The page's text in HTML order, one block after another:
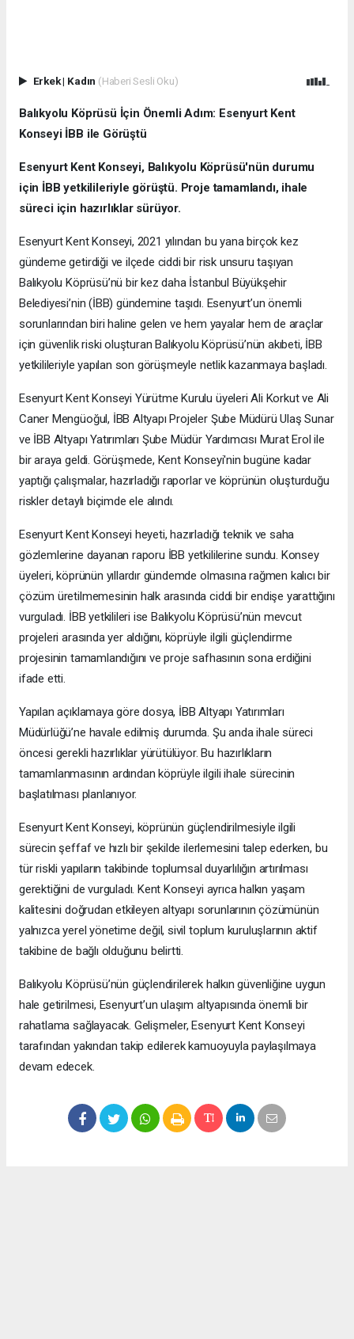
Erkek| Kadın (Haberi Sesli Oku)
Balıkyolu Köprüsü İçin Önemli Adım: Esenyurt Kent
Konseyi İBB ile Görüştü
Esenyurt Kent Konseyi, Balıkyolu Köprüsü'nün durumu
için İBB yetkilileriyle görüştü. Proje tamamlandı, ihale
süreci için hazırlıklar sürüyor.
Esenyurt Kent Konseyi, 2021 yılından bu yana birçok kez
gündeme getirdiği ve ilçede ciddi bir risk unsuru taşıyan
Balıkyolu Köprüsü’nü bir kez daha İstanbul Büyükşehir
Belediyesi’nin (İBB) gündemine taşıdı. Esenyurt’un önemli
sorunlarından biri haline gelen ve hem yayalar hem de araçlar
için güvenlik riski oluşturan Balıkyolu Köprüsü’nün akıbeti, İBB
yetkilileriyle yapılan son görüşmeyle netlik kazanmaya başladı.
Esenyurt Kent Konseyi Yürütme Kurulu üyeleri Ali Korkut ve Ali
Caner Mengüoğul, İBB Altyapı Projeler Şube Müdürü Ulaş Sunar
ve İBB Altyapı Yatırımları Şube Müdür Yardımcısı Murat Erol ile
bir araya geldi. Görüşmede, Kent Konseyi'nin bugüne kadar
yaptığı çalışmalar, hazırladığı raporlar ve köprünün oluşturduğu
riskler detaylı biçimde ele alındı.
Esenyurt Kent Konseyi heyeti, hazırladığı teknik ve saha
gözlemlerine dayanan raporu İBB yetkililerine sundu. Konsey
üyeleri, köprünün yıllardır gündemde olmasına rağmen kalıcı bir
çözüm üretilmemesinin halk arasında ciddi bir endişe yarattığını
vurguladı. İBB yetkilileri ise Balıkyolu Köprüsü’nün mevcut
projeleri arasında yer aldığını, köprüyle ilgili güçlendirme
projesinin tamamlandığını ve proje safhasının sona erdiğini
ifade etti.
Yapılan açıklamaya göre dosya, İBB Altyapı Yatırımları
Müdürlüğü’ne havale edilmiş durumda. Şu anda ihale süreci
öncesi gerekli hazırlıklar yürütülüyor. Bu hazırlıkların
tamamlanmasının ardından köprüyle ilgili ihale sürecinin
başlatılması planlanıyor.
Esenyurt Kent Konseyi, köprünün güçlendirilmesiyle ilgili
sürecin şeffaf ve hızlı bir şekilde ilerlemesini talep ederken, bu
tür riskli yapıların takibinde toplumsal duyarlılığın artırılması
gerektiğini de vurguladı. Kent Konseyi ayrıca halkın yaşam
kalitesini doğrudan etkileyen altyapı sorunlarının çözümünün
yalnızca yerel yönetime değil, sivil toplum kuruluşlarının aktif
takibine de bağlı olduğunu belirtti.
Balıkyolu Köprüsü’nün güçlendirilerek halkın güvenliğine uygun
hale getirilmesi, Esenyurt’un ulaşım altyapısında önemli bir
rahatlama sağlayacak. Gelişmeler, Esenyurt Kent Konseyi
tarafından yakından takip edilerek kamuoyuyla paylaşılmaya
devam edecek.